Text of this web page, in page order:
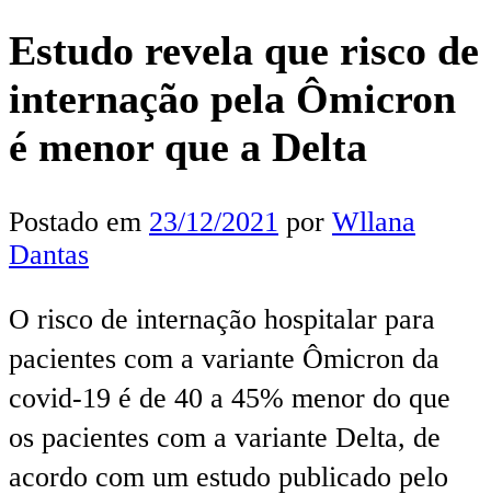
Estudo revela que risco de
internação pela Ômicron
é menor que a Delta
Postado em 23/12/2021 por Wllana
Dantas
O risco de internação hospitalar para
pacientes com a variante Ômicron da
covid-19 é de 40 a 45% menor do que
os pacientes com a variante Delta, de
acordo com um estudo publicado pelo